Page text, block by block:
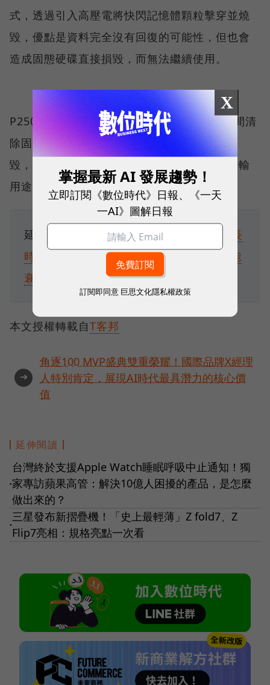
式，透過引入高壓電將快閃記憶體顆粒擊穿並燒
毀，優點是資料完全沒有回復的可能性，但也會
造成固態硬碟直接損毀，而無法繼續使用。
P250Q-M80的功能可以讓使用者在最短的時間清
除固態硬碟中的資料，或是將固態硬碟完全銷
毀，適合應用於高資安需求的企業、軍事等特輸
用途。
延伸閱讀：
別把SSD當HDD用！實測顯示長
時間未做「這件事」恐導致資料損毀、性能
衰退
本文授權轉載自T客邦
➜
角逐100 MVP盛典雙重榮耀！國際品牌X經理
人特別肯定，展現AI時代最具潛力的核心價
值
延伸閱讀
●
台灣終於支援Apple Watch睡眠呼吸中止通知！獨
家專訪蘋果高管：解決10億人困擾的產品，是怎麼
做出來的？
●
三星發布新摺疊機！「史上最輕薄」Z fold7、Z
Flip7亮相：規格亮點一次看
X
掌握最新 AI 發展趨勢！
立即訂閱《數位時代》日報、《一天
一AI》圖解日報
訂閱即同意 巨思文化隱私權政策